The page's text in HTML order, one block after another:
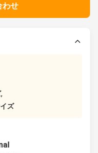
わせ
,
ズ